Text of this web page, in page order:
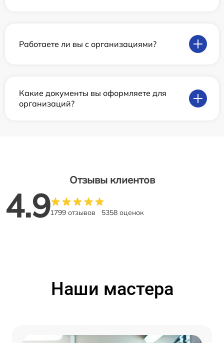
Работаете ли вы с организациями?
Какие документы вы оформляете для
организаций?
Отзывы клиентов
4.91799 отзывов 5358 оценок
Наши мастера